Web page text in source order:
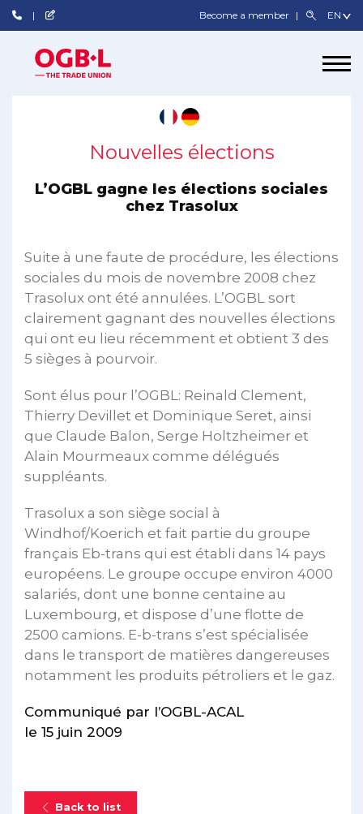
Become a member
Nouvelles élections
L’OGBL gagne les élections sociales
chez Trasolux
Suite à une faute de procédure, les élections
sociales du mois de novembre 2008 chez
Trasolux ont été annulées. L’OGBL sort
clairement gagnant des nouvelles élections
qui ont eu lieu récemment et obtient 3 des
5 sièges à pourvoir.
Sont élus pour l’OGBL: Reinald Clement,
Thierry Devillet et Dominique Seret, ainsi
que Claude Balon, Serge Holtzheimer et
Alain Mourmeaux comme délégués
suppléants.
Trasolux a son siège social à
Windhof/Koerich et fait partie du groupe
français Eb-trans qui est établi dans 14 pays
européens. Le groupe occupe environ 4000
salariés, dont une bonne centaine au
Luxembourg, et dispose d’une flotte de
2500 camions. E-b-trans s’est spécialisée
dans le transport de matières dangereuses
notamment les produits pétroliers et le gaz.
Communiqué par l’OGBL-ACAL
le 15 juin 2009
Back to list